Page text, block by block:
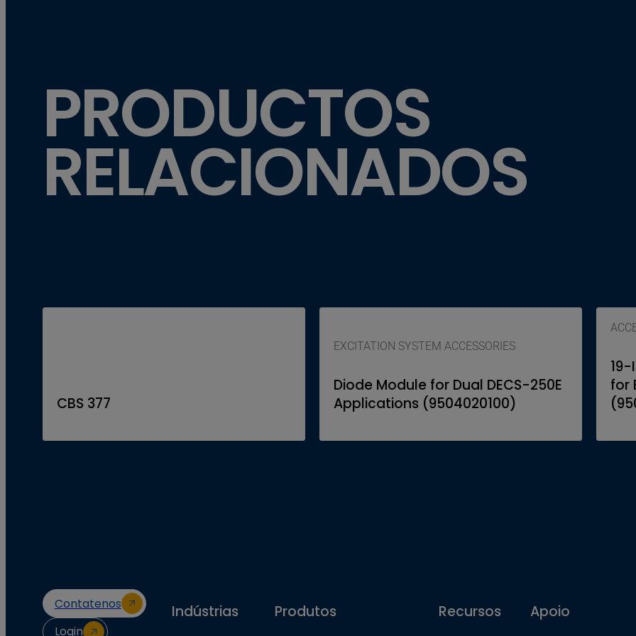
PRODUCTOS
RELACIONADOS
CBS 377
EXCITATION SYSTEM ACCESSORIES
Diode Module for Dual DECS-250E
Applications (9504020100)
for
Contatenos
Login
Indústrias Produtos Recursos Apoio